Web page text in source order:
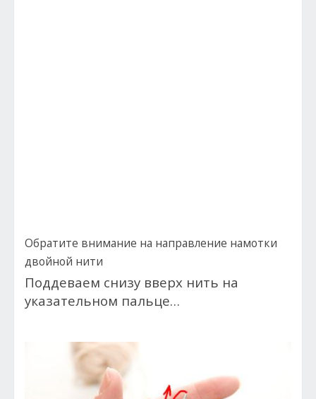
Обратите внимание на направление намотки
двойной нити
Поддеваем снизу вверх нить на
указательном пальце…